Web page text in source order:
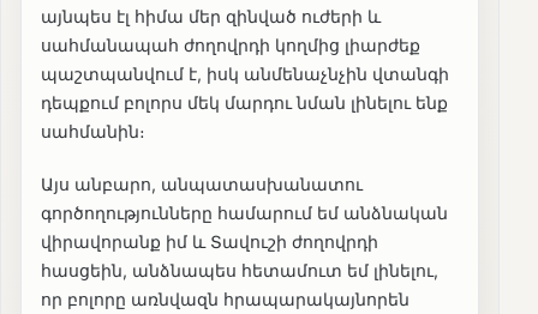
այնպես էլ հիմա մեր զինված ուժերի և
սահմանապահ ժողովրդի կողմից լիարժեք
պաշտպանվում է, իսկ անմենաչնչին վտանգի
դեպքում բոլորս մեկ մարդու նման լինելու ենք
սահմանին։
Այս անբարո, անպատասխանատու
գործողությունները համարում եմ անձնական
վիրավորանք իմ և Տավուշի ժողովրդի
հասցեին, անձնապես հետամուտ եմ լինելու,
որ բոլորը առնվազն հրապարակայնորեն